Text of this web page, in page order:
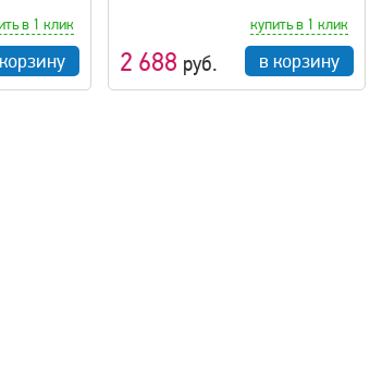
в 1 клик
2 688 руб.
купить в 1 клик
в корзину